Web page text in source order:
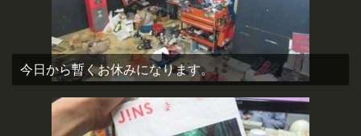
今日から暫くお休みになります。